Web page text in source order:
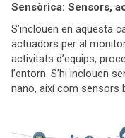
Sensòrica: Sensors,
S’inclouen en aquesta
actuadors per al
activitats d’equips,
l’entorn. S’hi inclouen
nano, així com sensors